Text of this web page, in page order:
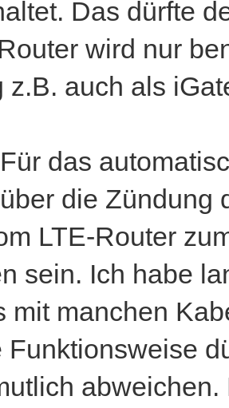
Das dürfte
wird nur
z.B. auch als
das
die Zündung
LTE-Router
sein. Ich habe
mit manchen
Funktionsweise